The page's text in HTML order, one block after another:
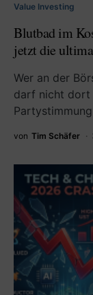
Value Investing
Blutbad im
jetzt die
Wer an der
darf nicht dort
von Tim Schäfer